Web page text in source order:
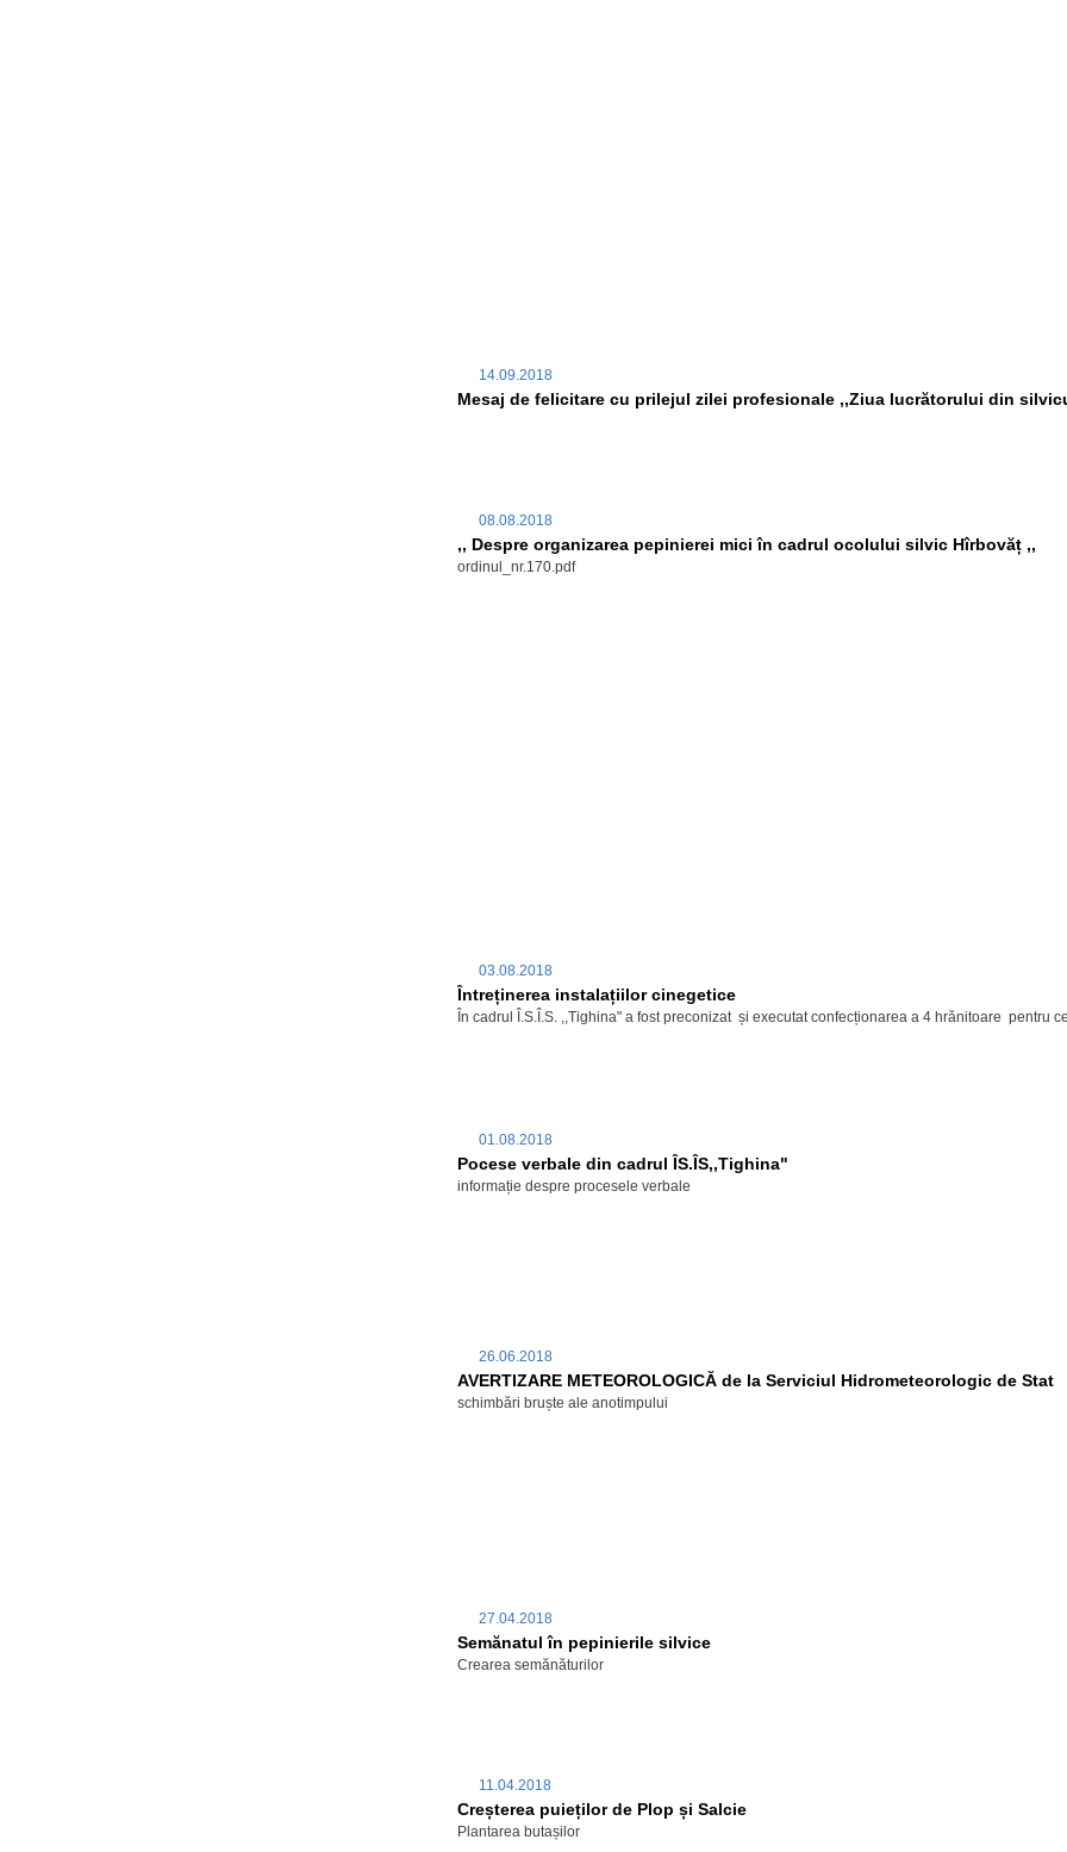
14.09.2018
Mesaj de felicitare cu prilejul zilei profesionale ,,Ziua lucrătorului din
08.08.2018
,, Despre organizarea pepinierei mici în cadrul ocolului silvic Hîrbovăț ,,
ordinul_nr.170.pdf
03.08.2018
Întreținerea instalațiilor cinegetice
În cadrul Î.S.Î.S. ,,Tighina" a fost preconizat și executat confecționarea a 4 hrănitoare
01.08.2018
Pocese verbale din cadrul ÎS.ÎS,,Tighina"
informație despre procesele verbale
26.06.2018
AVERTIZARE METEOROLOGICĂ de la Serviciul Hidrometeorologic de Stat
schimbări bruște ale anotimpului
27.04.2018
Semănatul în pepinierile silvice
Crearea semănăturilor
11.04.2018
Creșterea puieților de Plop și Salcie
Plantarea butașilor